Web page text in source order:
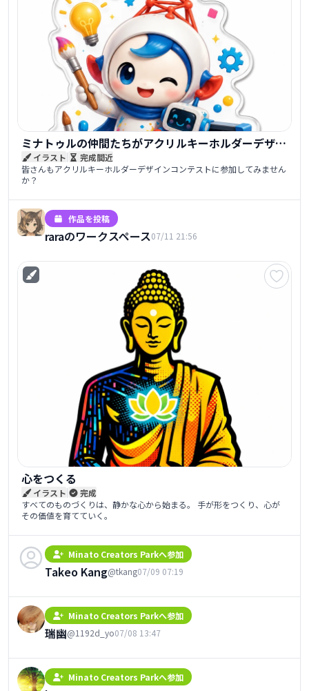
ミナトゥルの仲間たちがアクリルキーホルダーデザイ
ンコンテストに参加！
イラスト|
完成間近
皆さんもアクリルキーホルダーデザインコンテストに参加してみません
か？
作品を投稿
raraのワークスペース07/11 21:56
心をつくる
イラスト|
完成
すべてのものづくりは、静かな心から始まる。 手が形をつくり、心が
その価値を育てていく。
Minato Creators Parkへ参加
Takeo Kang@tkang07/09 07:19
Minato Creators Parkへ参加
瑞幽@1192d_yo07/08 13:47
Minato Creators Parkへ参加